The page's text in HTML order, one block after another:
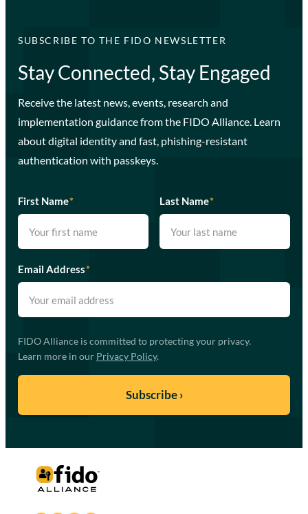
SUBSCRIBE TO THE FIDO NEWSLETTER
Stay Connected, Stay Engaged
Receive the latest news, events, research and
implementation guidance from the FIDO Alliance. Learn
about digital identity and fast, phishing-resistant
authentication with passkeys.
First Name* Last Name*
Email Address*
FIDO Alliance is committed to protecting your privacy.
Learn more in our Privacy Policy.